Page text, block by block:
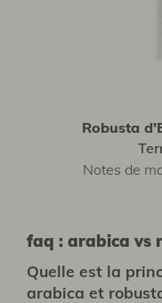
Robusta
Notes de
faq : arabica vs
Quelle est la
arabica et